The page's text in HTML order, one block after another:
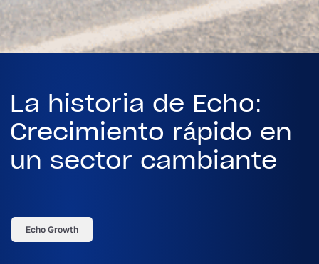
La historia de Echo:
Crecimiento rápido en
un sector cambiante
Echo Growth